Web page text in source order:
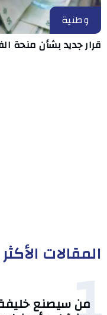
وطنية
قرار جديد بشأن منحة
المقالات
من سيصنع